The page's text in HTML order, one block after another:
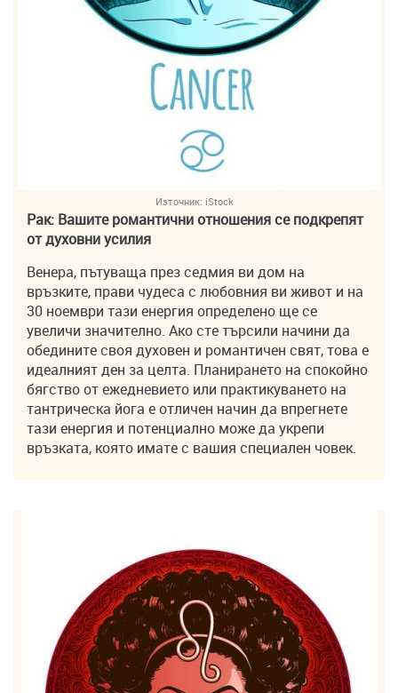
Източник: iStock
Рак: Вашите романтични отношения се подкрепят
от духовни усилия
Венера, пътуваща през седмия ви дом на
връзките, прави чудеса с любовния ви живот и на
30 ноември тази енергия определено ще се
увеличи значително. Ако сте търсили начини да
обедините своя духовен и романтичен свят, това е
идеалният ден за целта. Планирането на спокойно
бягство от ежедневието или практикуването на
тантрическа йога е отличен начин да впрегнете
тази енергия и потенциално може да укрепи
връзката, която имате с вашия специален човек.